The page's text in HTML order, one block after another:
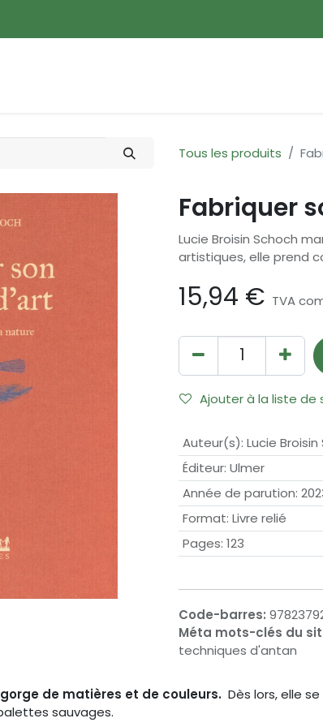
Tous les produits
Fabriquer
Lucie Broisin Schoch
artistiques, elle prend
15,94 € TVA
Ajouter à la liste de
Auteur(s): Lucie
Éditeur: Ulmer
Année de parution:
Format: Livre relié
Pages: 123
Code-barres:
Méta mots-clés du
techniques d'antan
de matières et de couleurs. Dès lors, elle
sauvages.